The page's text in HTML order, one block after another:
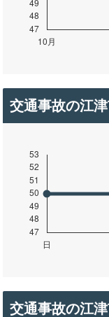
交通事故の江
交通事故の江